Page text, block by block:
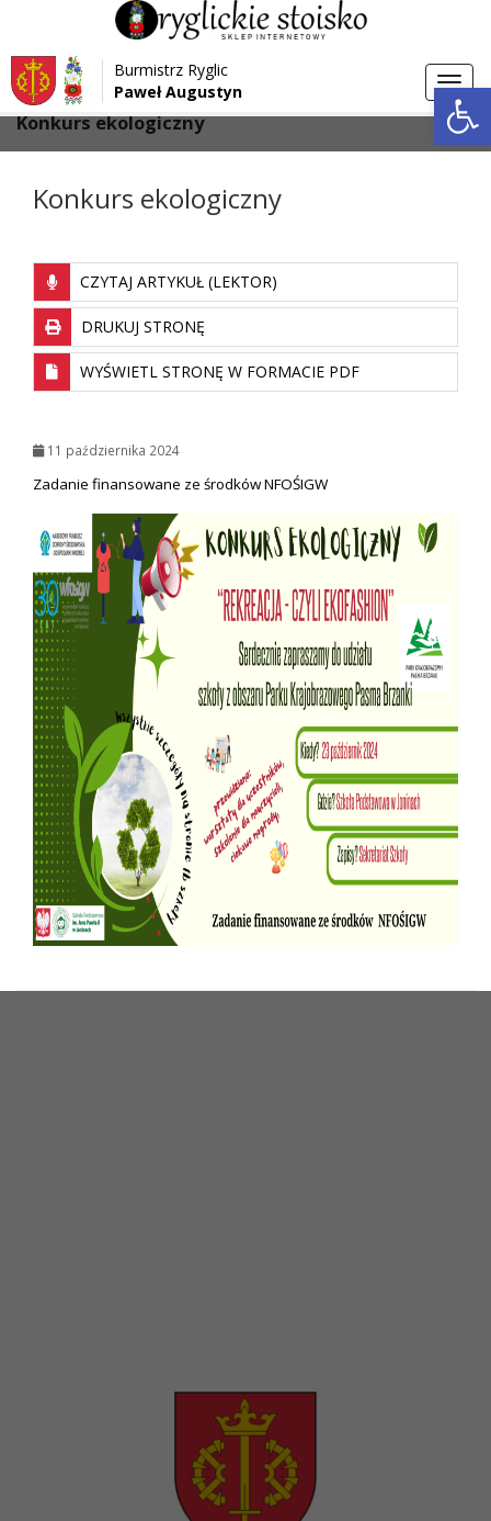
Przejdź do menu
Przejdź do głównej treści strony
Przejdź do stopki strony
Burmistrz Ryglic
Paweł Augustyn
Strona główna > Aktualności
Konkurs ekologiczny
Konkurs ekologiczny
CZYTAJ ARTYKUŁ (LEKTOR)
DRUKUJ STRONĘ
WYŚWIETL STRONĘ W FORMACIE PDF
11 października 2024
Zadanie finansowane ze środków NFOŚIGW